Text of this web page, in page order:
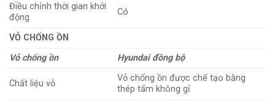
Điều chỉnh thời gian khởi
động
Có
VỎ CHỐNG ỒN
Vỏ chống ồn
Hyundai đồng bộ
Chất liệu vỏ
Vỏ chống ồn được chế tạo bằng
thép tấm không gỉ